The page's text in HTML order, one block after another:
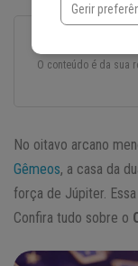
Esse texto foi escrito
O conteúdo é da sua
No oitavo arcano
Gêmeos, a casa da
força de Júpiter.
Confira tudo sobre o
Gerir